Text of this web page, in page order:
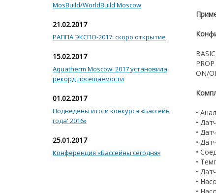
ON/
•
•
•
•
•
•
•
•
MosBuild/WorldBuild Moscow
21.02.2017
РАППА ЭКСПО-2017: скоро открытие
15.02.2017
Aquatherm Moscow' 2017 установила
рекорд посещаемости
01.02.2017
Подведены итоги конкурса «Бассейн
года' 2016»
25.01.2017
Конференция «Бассейны сегодня»